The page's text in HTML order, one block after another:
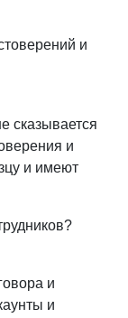
и
сказывается
и
и имеют
и
и